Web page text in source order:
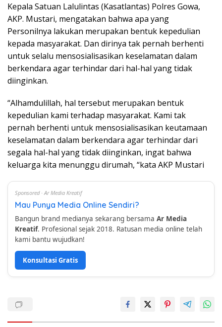
Kepala Satuan Lalulintas (Kasatlantas) Polres Gowa,
AKP. Mustari, mengatakan bahwa apa yang
Personilnya lakukan merupakan bentuk kepedulian
kepada masyarakat. Dan dirinya tak pernah berhenti
untuk selalu mensosialisasikan keselamatan dalam
berkendara agar terhindar dari hal-hal yang tidak
diinginkan.
“Alhamdulillah, hal tersebut merupakan bentuk
kepedulian kami terhadap masyarakat. Kami tak
pernah berhenti untuk mensosialisasikan keutamaan
keselamatan dalam berkendara agar terhindar dari
segala hal-hal yang tidak diinginkan, ingat bahwa
keluarga kita menunggu dirumah, “kata AKP Mustari
Sponsored · Ar Media Kreatif
Mau Punya Media Online Sendiri?
Bangun brand medianya sekarang bersama Ar Media
Kreatif. Profesional sejak 2018. Ratusan media online telah
kami bantu wujudkan!
Konsultasi Gratis